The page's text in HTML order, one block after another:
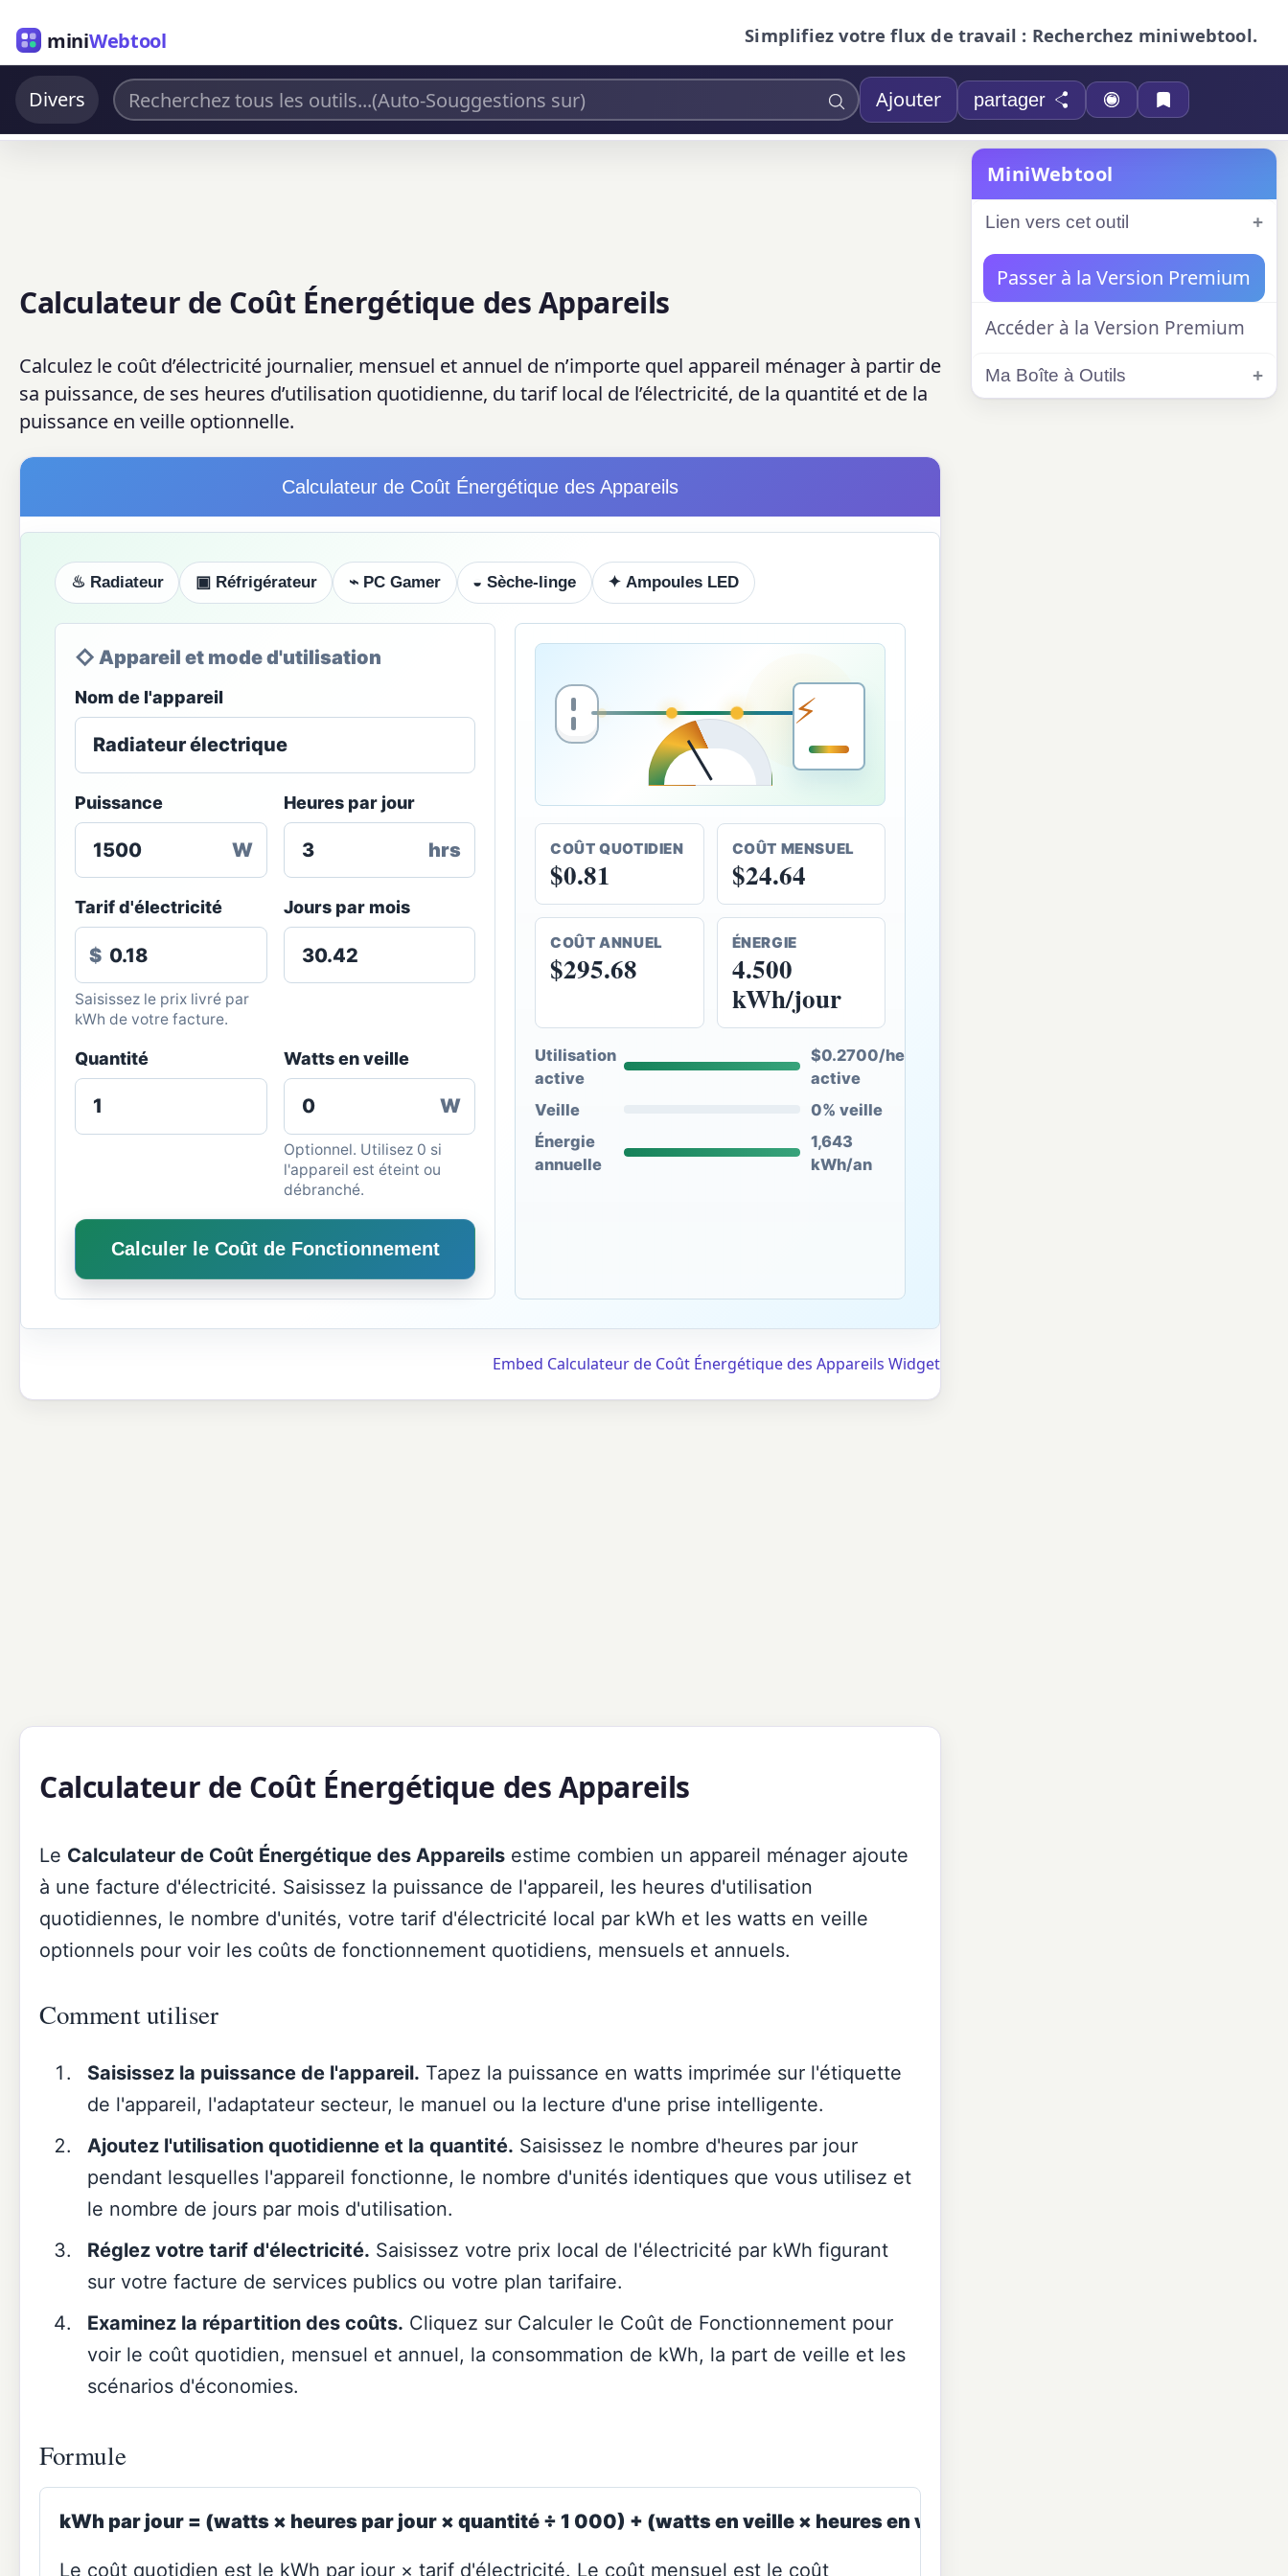
miniWebtool Simplifiez votre flux de travail : Recherchez miniwebtool.
Divers Ajouter partager
Calculateur de Coût Énergétique des Appareils
Calculez le coût d’électricité journalier, mensuel et annuel de n’importe quel appareil ménager à partir de
sa puissance, de ses heures d’utilisation quotidienne, du tarif local de l’électricité, de la quantité et de la
puissance en veille optionnelle.
Calculateur de Coût Énergétique des Appareils
♨ Radiateur ▣ Réfrigérateur ⌁ PC Gamer ◒ Sèche-linge ✦ Ampoules LED
◇ Appareil et mode d'utilisation
Nom de l'appareil
Puissance
W
Heures par jour
hrs
Tarif d'électricité
$
Saisissez le prix livré par
kWh de votre facture.
Jours par mois
Quantité Watts en veille
W
Optionnel. Utilisez 0 si
l'appareil est éteint ou
débranché.
Calculer le Coût de Fonctionnement
COÛT QUOTIDIEN
$0.81
COÛT MENSUEL
$24.64
COÛT ANNUEL
$295.68
ÉNERGIE
4.500
kWh/jour
Utilisation
active
$0.2700/heure
active
Veille
0% veille
Énergie
annuelle
1,643
kWh/an
Embed Calculateur de Coût Énergétique des Appareils Widget
Calculateur de Coût Énergétique des Appareils
Le Calculateur de Coût Énergétique des Appareils estime combien un appareil ménager ajoute
à une facture d'électricité. Saisissez la puissance de l'appareil, les heures d'utilisation
quotidiennes, le nombre d'unités, votre tarif d'électricité local par kWh et les watts en veille
optionnels pour voir les coûts de fonctionnement quotidiens, mensuels et annuels.
Comment utiliser
Saisissez la puissance de l'appareil. Tapez la puissance en watts imprimée sur l'étiquette
de l'appareil, l'adaptateur secteur, le manuel ou la lecture d'une prise intelligente.
Ajoutez l'utilisation quotidienne et la quantité. Saisissez le nombre d'heures par jour
pendant lesquelles l'appareil fonctionne, le nombre d'unités identiques que vous utilisez et
le nombre de jours par mois d'utilisation.
Réglez votre tarif d'électricité. Saisissez votre prix local de l'électricité par kWh figurant
sur votre facture de services publics ou votre plan tarifaire.
Examinez la répartition des coûts. Cliquez sur Calculer le Coût de Fonctionnement pour
voir le coût quotidien, mensuel et annuel, la consommation de kWh, la part de veille et les
scénarios d'économies.
Formule
kWh par jour = (watts × heures par jour × quantité ÷ 1 000) + (watts en veille × heures en veille × quantité ÷ 1 000)
Le coût quotidien est le kWh par jour × tarif d'électricité. Le coût mensuel est le coût
MiniWebtool
Lien vers cet outil
Passer à la Version Premium
Accéder à la Version Premium
Ma Boîte à Outils